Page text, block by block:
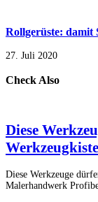
Rollgerüste: damit
27. Juli 2020
Check Also
Diese
Diese Werkzeuge
Malerhandwerk